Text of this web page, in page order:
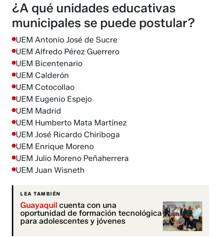
¿A qué unidades educativas
municipales se puede postular?
UEM Antonio José de Sucre
UEM Alfredo Pérez Guerrero
UEM Bicentenario
UEM Calderón
UEM Cotocollao
UEM Eugenio Espejo
UEM Madrid
UEM Humberto Mata Martínez
UEM José Ricardo Chiriboga
UEM Enrique Moreno
UEM Julio Moreno Peñaherrera
UEM Juan Wisneth
LEA TAMBIÉN
Guayaquil cuenta con una
oportunidad de formación tecnológica
para adolescentes y jóvenes